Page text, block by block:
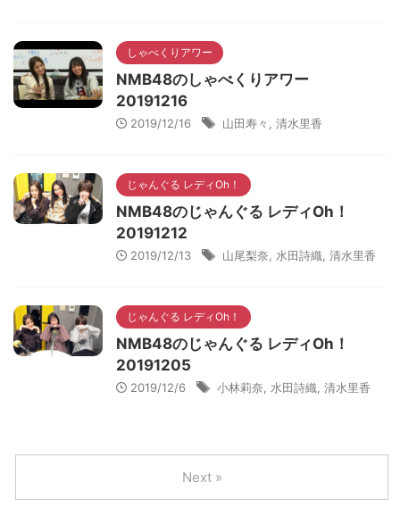
しゃべくりアワー
NMB48のしゃべくりアワー
20191216
2019/12/16 山田寿々 清水里香
じゃんぐる レディOh！
NMB48のじゃんぐる レディOh！
20191212
2019/12/13 山尾梨奈 水田詩織 清水里香
じゃんぐる レディOh！
NMB48のじゃんぐる レディOh！
20191205
2019/12/6 小林莉奈 水田詩織 清水里香
Next »